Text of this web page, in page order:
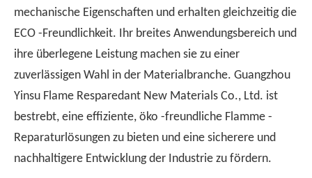
mechanische Eigenschaften und erhalten gleichzeitig die
ECO -Freundlichkeit. Ihr breites Anwendungsbereich und
ihre überlegene Leistung machen sie zu einer
zuverlässigen Wahl in der Materialbranche. Guangzhou
Yinsu Flame Resparedant New Materials Co., Ltd. ist
bestrebt, eine effiziente, öko -freundliche Flamme -
Reparaturlösungen zu bieten und eine sicherere und
nachhaltigere Entwicklung der Industrie zu fördern.